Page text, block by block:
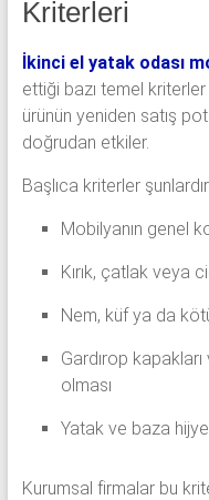
Kriterleri
İkinci el yatak odası
ettiği bazı temel
ürünün yeniden satış
doğrudan etkiler.
Başlıca kriterler
Mobilyanın genel
Kırık, çatlak veya
Nem, küf ya da
Gardırop
olması
Yatak ve baza
Kurumsal firmalar bu